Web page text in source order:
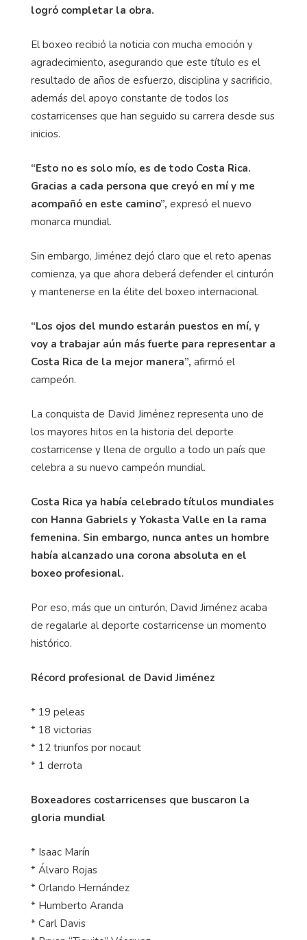
logró completar la obra.
El boxeo recibió la noticia con mucha emoción y
agradecimiento, asegurando que este título es el
resultado de años de esfuerzo, disciplina y sacrificio,
además del apoyo constante de todos los
costarricenses que han seguido su carrera desde sus
inicios.
“Esto no es solo mío, es de todo Costa Rica.
Gracias a cada persona que creyó en mí y me
acompañó en este camino”, expresó el nuevo
monarca mundial.
Sin embargo, Jiménez dejó claro que el reto apenas
comienza, ya que ahora deberá defender el cinturón
y mantenerse en la élite del boxeo internacional.
“Los ojos del mundo estarán puestos en mí, y
voy a trabajar aún más fuerte para representar a
Costa Rica de la mejor manera”, afirmó el
campeón.
La conquista de David Jiménez representa uno de
los mayores hitos en la historia del deporte
costarricense y llena de orgullo a todo un país que
celebra a su nuevo campeón mundial.
Costa Rica ya había celebrado títulos mundiales
con Hanna Gabriels y Yokasta Valle en la rama
femenina. Sin embargo, nunca antes un hombre
había alcanzado una corona absoluta en el
boxeo profesional.
Por eso, más que un cinturón, David Jiménez acaba
de regalarle al deporte costarricense un momento
histórico.
Récord profesional de David Jiménez
* 19 peleas
* 18 victorias
* 12 triunfos por nocaut
* 1 derrota
Boxeadores costarricenses que buscaron la
gloria mundial
* Isaac Marín
* Álvaro Rojas
* Orlando Hernández
* Humberto Aranda
* Carl Davis